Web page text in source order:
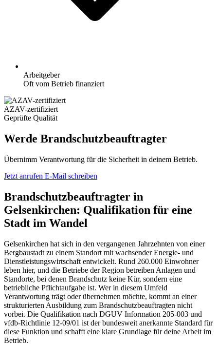
Arbeitgeber
Oft vom Betrieb finanziert
AZAV-zertifiziert
Geprüfte Qualität
Werde Brandschutzbeauftragter
Übernimm Verantwortung für die Sicherheit in deinem Betrieb.
Jetzt anrufen E-Mail schreiben
Brandschutzbeauftragter in
Gelsenkirchen: Qualifikation für eine
Stadt im Wandel
Gelsenkirchen hat sich in den vergangenen Jahrzehnten von einer
Bergbaustadt zu einem Standort mit wachsender Energie- und
Dienstleistungswirtschaft entwickelt. Rund 260.000 Einwohner
leben hier, und die Betriebe der Region betreiben Anlagen und
Standorte, bei denen Brandschutz keine Kür, sondern eine
betriebliche Pflichtaufgabe ist. Wer in diesem Umfeld
Verantwortung trägt oder übernehmen möchte, kommt an einer
strukturierten Ausbildung zum Brandschutzbeauftragten nicht
vorbei. Die Qualifikation nach DGUV Information 205-003 und
vfdb-Richtlinie 12-09/01 ist der bundesweit anerkannte Standard für
diese Funktion und schafft eine klare Grundlage für deine Arbeit im
Betrieb.